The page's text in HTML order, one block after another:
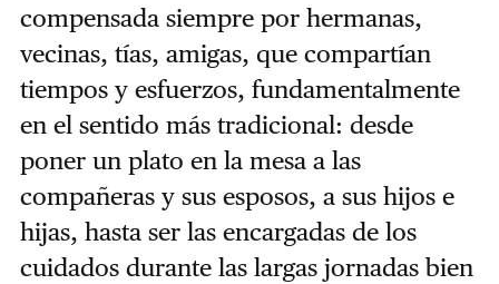
compensada siempre por hermanas,
vecinas, tías, amigas, que compartían
tiempos y esfuerzos, fundamentalmente
en el sentido más tradicional: desde
poner un plato en la mesa a las
compañeras y sus esposos, a sus hijos e
hijas, hasta ser las encargadas de los
cuidados durante las largas jornadas bien